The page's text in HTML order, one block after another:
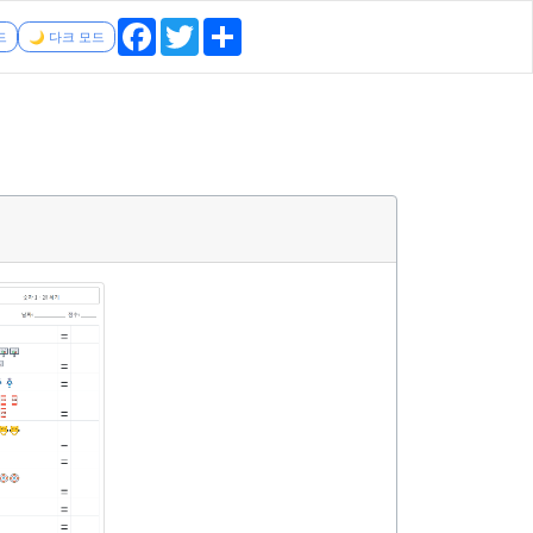
🌙 다크 모드 Facebook
Twitter